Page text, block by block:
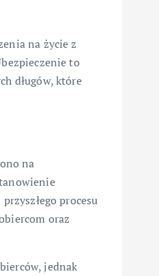
na życie z
to
długów, które
na
procesu
oraz
jednak